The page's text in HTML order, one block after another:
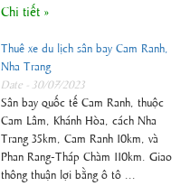
Chi tiết »
Thuê xe du lịch sân bay Cam Ranh,
Nha Trang
Date - 30/07/2023
Sân bay quốc tế Cam Ranh, thuộc
Cam Lâm, Khánh Hòa, cách Nha
Trang 35km, Cam Ranh 10km, và
Phan Rang-Tháp Chàm 110km. Giao
thông thuận lợi bằng ô tô ...